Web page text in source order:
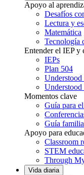
Apoyo al
Desafíos
Lectura y
Matemática
Tecnología
Entender el IEP y
IEPs
Plan 504
Momentos clave
Guía para
Guía
Apoyo para
Classroom
STEM
Through
Vida diaria